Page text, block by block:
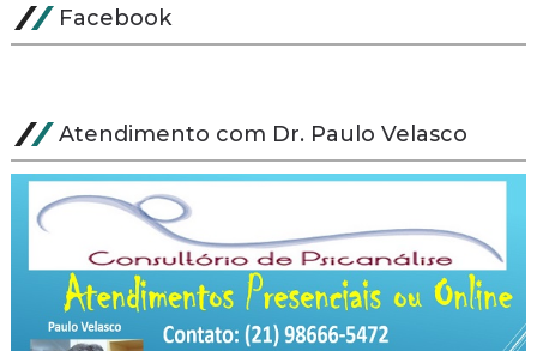
Facebook
Atendimento com Dr. Paulo Velasco